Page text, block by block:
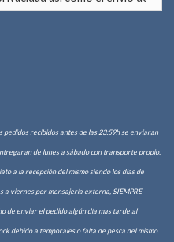
pedidos recibidos antes de las 23:59h se enviaran
de lunes a sábado con transporte propio.
a la recepción del mismo siendo los días de
a viernes por mensajería externa, SIEMPRE
de enviar el pedido algún día mas tarde al
debido a temporales o falta de pesca del mismo.